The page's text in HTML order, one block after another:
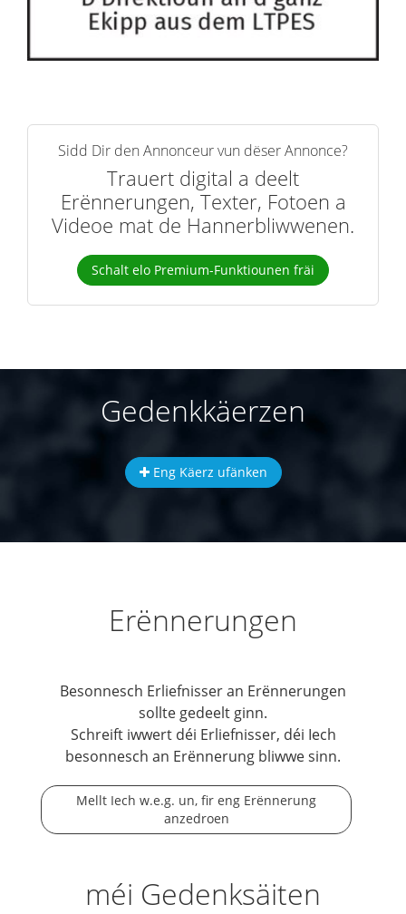
Sidd Dir den Annonceur vun dëser Annonce?
Trauert digital a deelt
Erënnerungen, Texter, Fotoen a
Videoe mat de Hannerbliwwenen.
Schalt elo Premium-Funktiounen fräi
Gedenkkäerzen
Eng Käerz ufänken
Erënnerungen
Besonnesch Erliefnisser an Erënnerungen
sollte gedeelt ginn.
Schreift iwwert déi Erliefnisser, déi Iech
besonnesch an Erënnerung bliwwe sinn.
Mellt Iech w.e.g. un, fir eng Erënnerung
anzedroen
méi Gedenksäiten